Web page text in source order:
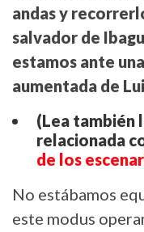
andas y
salvador de
estamos ante
aumentada de
(Lea también
relacionada
de los
No estábamos
este modus